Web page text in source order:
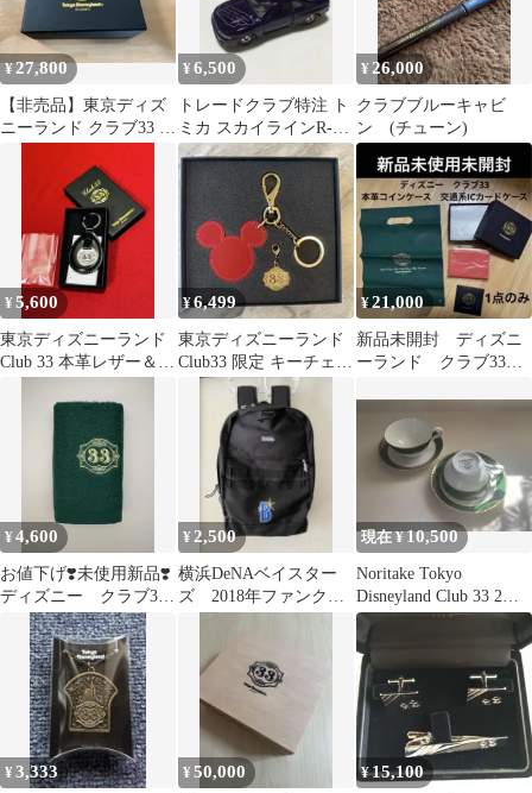
¥27,800
【非売品】東京ディズ
ニーランド クラブ33 ネ
ット 箱付き
¥6,500
トレードクラブ特注 ト
ミカ スカイラインR-33
ルマン24時間
¥ 26,000
クラブブルーキャビ
ン (チューン)
¥5,600
東京ディズニーランド
Club 33 本革レザー＆ゴ
ホルダー
¥6,499
東京ディズニーランド
Club33 限定 キーチェー
ン キーホルダー
¥21,000
新品未開封 ディズニ
ーランド クラブ33
¥4,600
お値下げ❣️未使用新品❣️
ディズニー クラブ33
ハンドタオル
¥2,500
横浜DeNAベイスター
ズ 2018年ファンクラ
現在 ¥10,500
Noritake Tokyo
Disneyland Club 33 2セ
ット
¥3,333 ¥50,000 ¥15,100